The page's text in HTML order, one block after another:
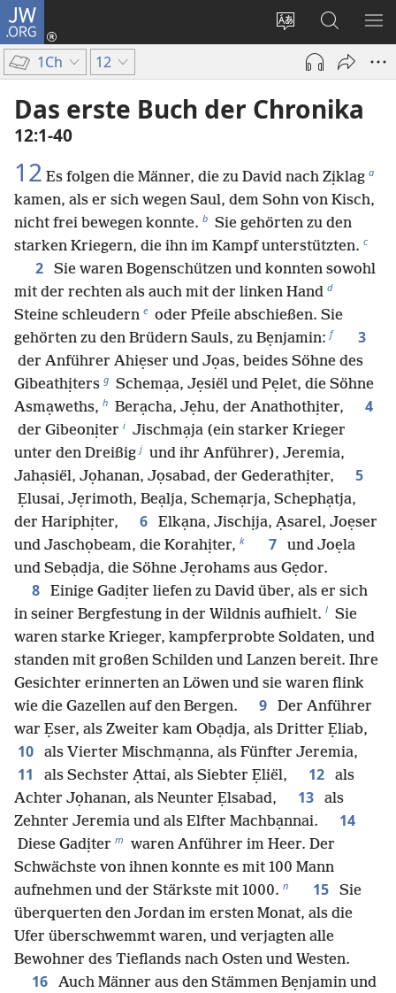
JW.ORG
Websitesprache
ändern
Anmelden
(öffnet
Fenster)
Suche
1Ch 12
Das erste Buch der Chronika
12:1-40
12 Es folgen die Männer, die zu David nach Zịklag a
kamen, als er sich wegen Saul, dem Sohn von Kisch,
nicht frei bewegen konnte. b Sie gehörten zu den
starken Kriegern, die ihn im Kampf unterstützten. c
2
Sie waren Bogenschützen und konnten sowohl
mit der rechten als auch mit der linken Hand d
Steine schleudern e oder Pfeile abschießen. Sie
gehörten zu den Brüdern Sauls, zu Bẹnjamin: f 3
der Anführer Ahiẹser und Jọas, beides Söhne des
Gibeathịters g Schemạa, Jẹsiël und Pẹlet, die Söhne
Asmạweths, h Berạcha, Jẹhu, der Anathothịter, 4
der Gibeonịter i Jischmạja (ein starker Krieger
unter den Dreißig j und ihr Anführer), Jeremia,
Jahạsiël, Jọhanan, Jọsabad, der Gederathịter,
5
Ẹlusai, Jẹrimoth, Beạlja, Schemạrja, Schephạtja,
der Hariphịter,
6
Elkạna, Jischịja, Ạsarel, Joẹser
und Jaschọbeam, die Korahịter, k 7
und Joẹla
und Sebạdja, die Söhne Jẹrohams aus Gẹdor.
8
Einige Gadịter liefen zu David über, als er sich
in seiner Bergfestung in der Wildnis aufhielt. l Sie
waren starke Krieger, kampferprobte Soldaten, und
standen mit großen Schilden und Lanzen bereit. Ihre
Gesichter erinnerten an Löwen und sie waren flink
wie die Gazellen auf den Bergen.
9
Der Anführer
war Ẹser, als Zweiter kam Obạdja, als Dritter Ẹliab,
10 als Vierter Mischmạnna, als Fünfter Jeremia,
11 als Sechster Ạttai, als Siebter Ẹliël, 12
als
Achter Jọhanan, als Neunter Ẹlsabad,
13
als
Zehnter Jeremia und als Elfter Machbạnnai.
14
Diese Gadịter m waren Anführer im Heer. Der
Schwächste von ihnen konnte es mit 100 Mann
aufnehmen und der Stärkste mit 1000. n 15
Sie
überquerten den Jordan im ersten Monat, als die
Ufer überschwemmt waren, und verjagten alle
Bewohner des Tieflands nach Osten und Westen.
16
Auch Männer aus den Stämmen Bẹnjamin und